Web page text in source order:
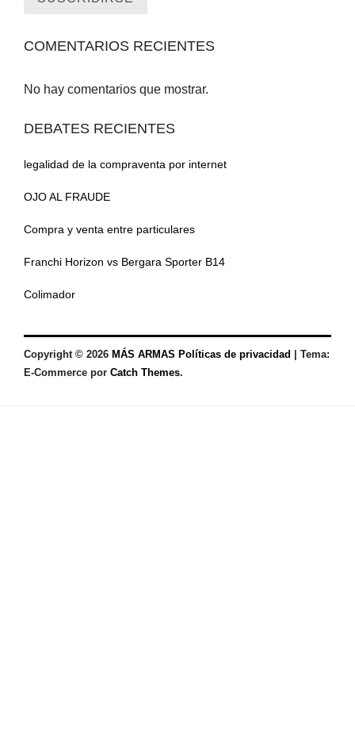
COMENTARIOS RECIENTES
No hay comentarios que mostrar.
DEBATES RECIENTES
legalidad de la compraventa por internet
OJO AL FRAUDE
Compra y venta entre particulares
Franchi Horizon vs Bergara Sporter B14
Colimador
Copyright © 2026 MÁS ARMAS Políticas de privacidad
Tema:
E-Commerce por Catch Themes.